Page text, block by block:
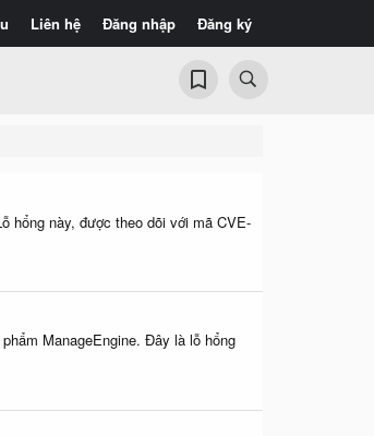
Liên hệ Đăng nhập Đăng ký
hổng này, được theo dõi với mã CVE-
ManageEngine. Đây là lỗ hổng